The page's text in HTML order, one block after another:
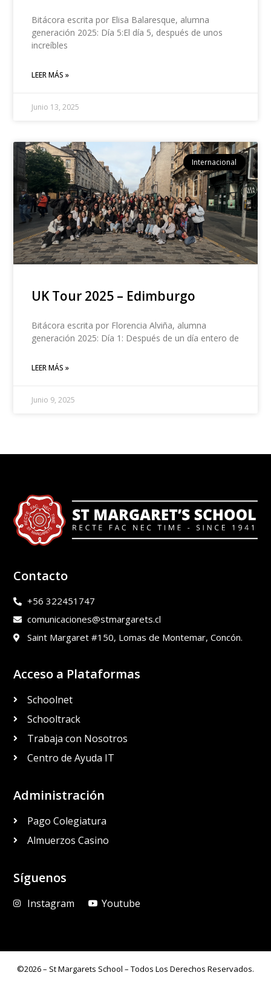
Bitácora escrita por Elisa Balaresque, alumna
generación 2025: Día 5:El día 5, después de unos
increíbles
LEER MÁS »
Junio 13, 2025
Internacional
UK Tour 2025 – Edimburgo
Bitácora escrita por Florencia Alviña, alumna
generación 2025: Día 1: Después de un día entero de
LEER MÁS »
Junio 9, 2025
Contacto
+56 322451747
comunicaciones@stmargarets.cl
Saint Margaret #150, Lomas de Montemar, Concón.
Acceso a Plataformas
Schoolnet
Schooltrack
Trabaja con Nosotros
Centro de Ayuda IT
Administración
Pago Colegiatura
Almuerzos Casino
Síguenos
Instagram Youtube
©2026 – St Margarets School – Todos Los Derechos Reservados.